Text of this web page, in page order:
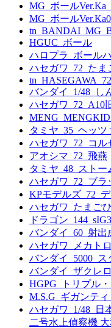
MG_ボール
MG_ボール
HGUC_ボール
ハロプラ_ボール
ハセガワ_72_た
バンダイ_1/48_し
ハセガワ_72_A10
タミヤ_35_ヘッツ
ハセガワ_72_コル
アオシマ_72_飛燕
タミヤ_48_ストー
ハセガワ_72_ブ
KPモデルズ_72_
ハセガワ_たまご
ドラゴン
バンダイ_60_射出
ハセガワ_メカト
バンダイ_5000_
バンダイ_ザクレ
HGPG_トリプル
M.S.G_ギガンテ
ハセガワ_1/48_日
二号水上偵察機